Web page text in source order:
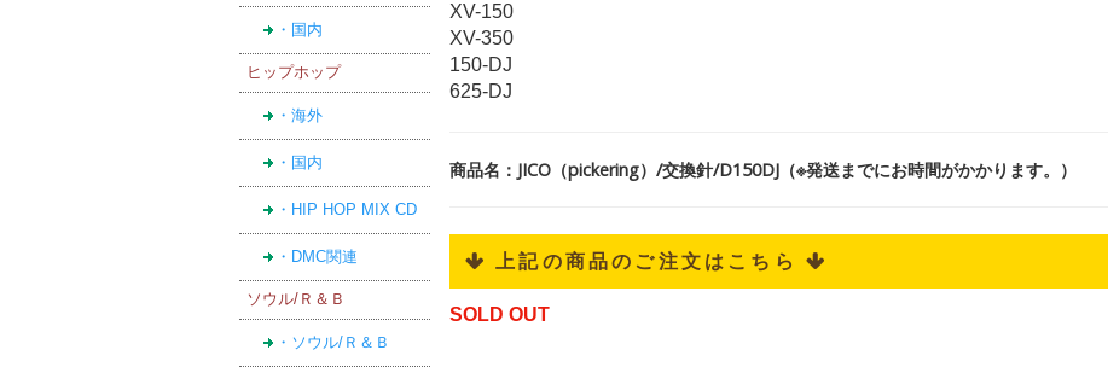
・国内
ヒップホップ
・海外
・国内
・HIP HOP MIX CD
・DMC関連
ソウル/Ｒ＆Ｂ
・ソウル/Ｒ＆Ｂ
XV-150
XV-350
150-DJ
625-DJ
商品名：JICO（pickering）/交換針/D150DJ（※発送までにお時間がかかります。）
 上記の商品のご注文はこちら 
SOLD OUT